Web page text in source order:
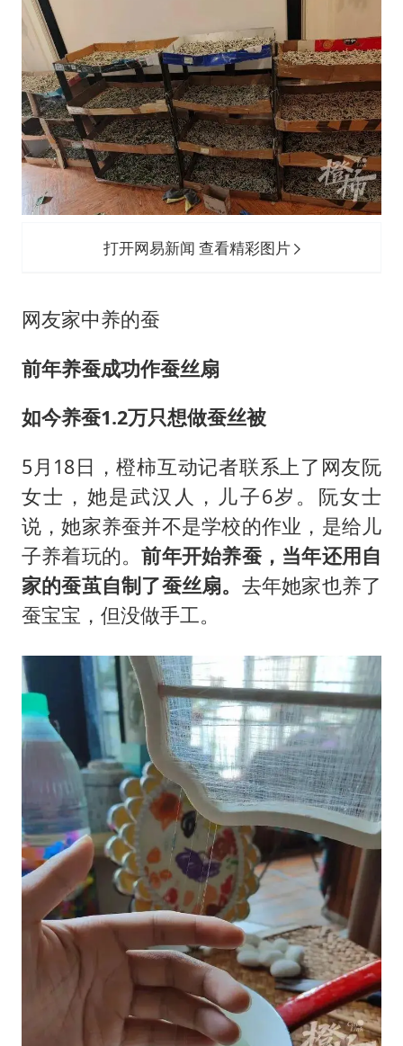
打开网易新闻 查看精彩图片
网友家中养的蚕
前年养蚕成功作蚕丝扇
如今养蚕1.2万只想做蚕丝被
5月18日，橙柿互动记者联系上了网友阮
女士，她是武汉人，儿子6岁。阮女士
说，她家养蚕并不是学校的作业，是给儿
子养着玩的。前年开始养蚕，当年还用自
家的蚕茧自制了蚕丝扇。 去年她家也养了
蚕宝宝，但没做手工。